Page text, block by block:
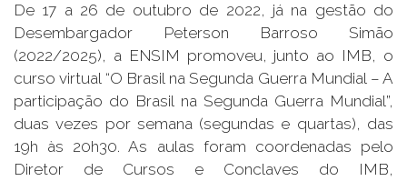
De 17 a 26 de outubro de 2022, já na gestão do
Desembargador Peterson Barroso Simão
(2022/2025), a ENSIM promoveu, junto ao IMB, o
curso virtual “O Brasil na Segunda Guerra Mundial – A
participação do Brasil na Segunda Guerra Mundial”,
duas vezes por semana (segundas e quartas), das
19h às 20h30. As aulas foram coordenadas pelo
Diretor de Cursos e Conclaves do IMB,